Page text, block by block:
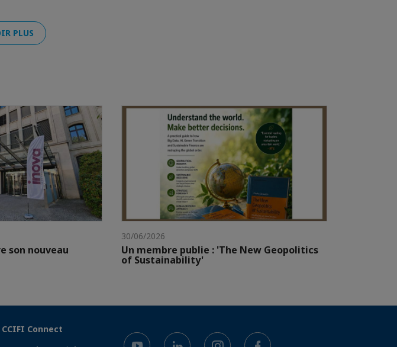
PLUS
son nouveau
30/06/2026
Un membre publie : 'The New Geopolitics
of Sustainability'
Connect